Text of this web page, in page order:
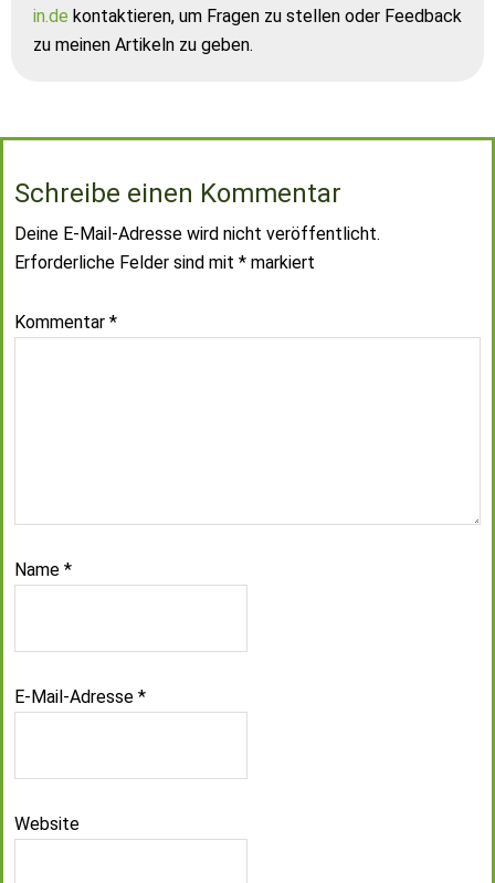
in.de kontaktieren, um Fragen zu stellen oder Feedback
zu meinen Artikeln zu geben.
Schreibe einen Kommentar
Deine E-Mail-Adresse wird nicht veröffentlicht.
Erforderliche Felder sind mit * markiert
Kommentar *
Name *
E-Mail-Adresse *
Website